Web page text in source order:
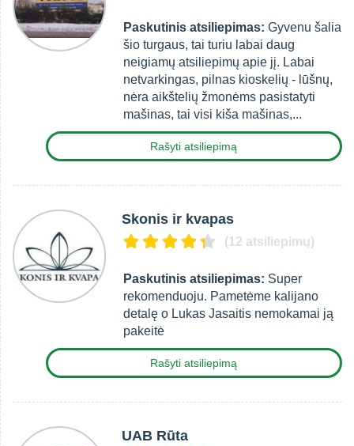
Paskutinis atsiliepimas: Gyvenu šalia
šio turgaus, tai turiu labai daug
neigiamų atsiliepimų apie jį. Labai
netvarkingas, pilnas kioskelių - lūšnų,
nėra aikštelių žmonėms pasistatyti
mašinas, tai visi kiša mašinas,...
Rašyti atsiliepimą
Skonis ir kvapas
(12 atsiliepimų)
Paskutinis atsiliepimas: Super
rekomenduoju. Pametėme kalijano
detalę o Lukas Jasaitis nemokamai ją
pakeitė
Rašyti atsiliepimą
UAB Rūta